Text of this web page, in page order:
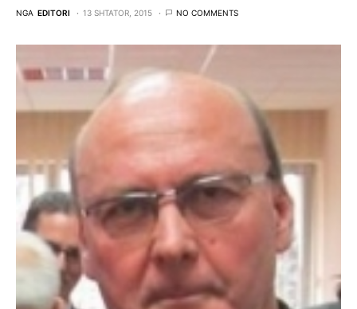
NGA EDITORI 13 SHTATOR, 2015 NO COMMENTS